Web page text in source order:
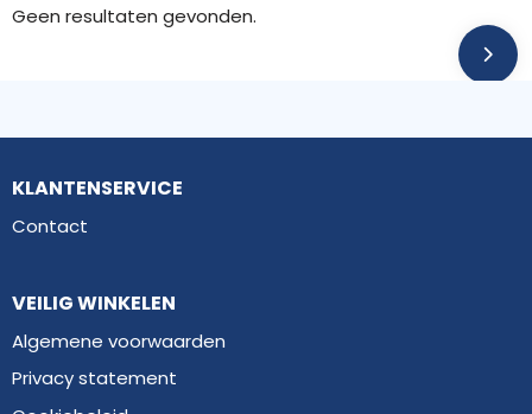
Geen resultaten gevonden.
KLANTENSERVICE
Contact
VEILIG WINKELEN
Algemene voorwaarden
Privacy statement